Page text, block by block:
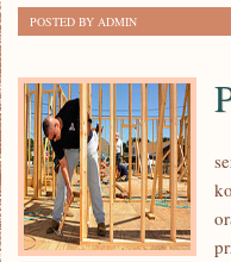
POSTED BY ADMIN